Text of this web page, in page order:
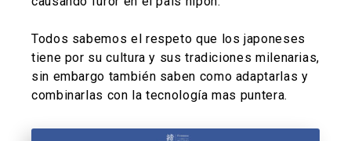
Todos sabemos el respeto que los japoneses
tiene por su cultura y sus tradiciones milenarias,
sin embargo también saben como adaptarlas y
combinarlas con la tecnología mas puntera.